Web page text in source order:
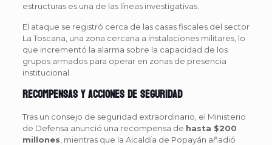
estructuras es una de las líneas investigativas.
El ataque se registró cerca de las casas fiscales del sector
La Toscana, una zona cercana a instalaciones militares, lo
que incrementó la alarma sobre la capacidad de los
grupos armados para operar en zonas de presencia
institucional.
Recompensas y acciones de seguridad
Tras un consejo de seguridad extraordinario, el Ministerio
de Defensa anunció una recompensa de hasta $200
millones , mientras que la Alcaldía de Popayán añadió